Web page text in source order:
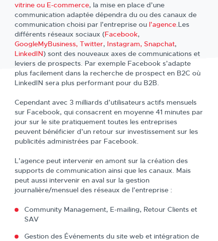
vitrine ou E-commerce, la mise en place d’une
communication adaptée dépendra du ou des canaux de
communication choisi par l’entreprise ou l’agence.Les
différents réseaux sociaux (Facebook,
GoogleMyBusiness, Twitter, Instagram, Snapchat,
LinkedIN) sont des nouveaux axes de communications et
leviers de prospects. Par exemple Facebook s’adapte
plus facilement dans la recherche de prospect en B2C où
LinkedIN sera plus performant pour du B2B.
Cependant avec 3 milliards d’utilisateurs actifs mensuels
sur Facebook, qui consacrent en moyenne 41 minutes par
jour sur le site pratiquement toutes les entreprises
peuvent bénéficier d’un retour sur investissement sur les
publicités administrées par Facebook.
L’agence peut intervenir en amont sur la création des
supports de communication ainsi que les canaux. Mais
peut aussi intervenir en aval sur la gestion
journalière/mensuel des réseaux de l’entreprise :
Community Management, E-mailing, Retour Clients et
SAV
Gestion des Événements du site web et intégration de